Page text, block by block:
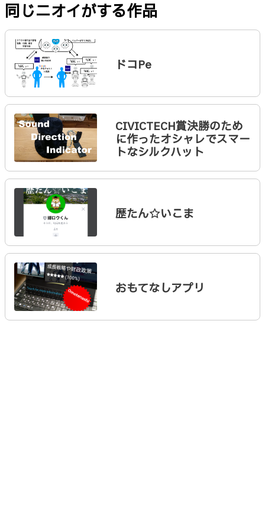
同じニオイがする作品
ドコPe
CIVICTECH賞決勝のため
に作ったオシャレでスマー
トなシルクハット
歴たん☆いこま
おもてなしアプリ